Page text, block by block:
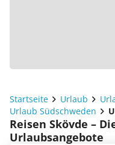
Startseite Urlaub
Urlaub Südschweden
Reisen Skövde –
Urlaubsangebote